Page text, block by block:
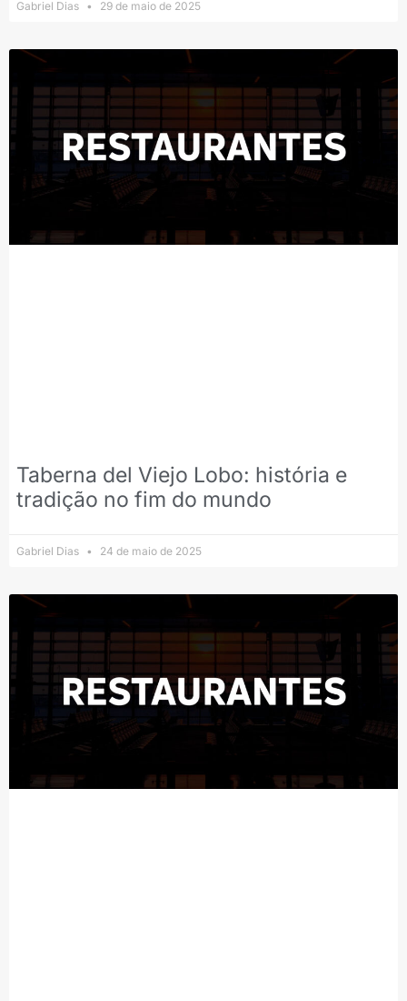
Gabriel Dias 29 de maio de 2025
Taberna del Viejo Lobo: história e
tradição no fim do mundo
Gabriel Dias 24 de maio de 2025